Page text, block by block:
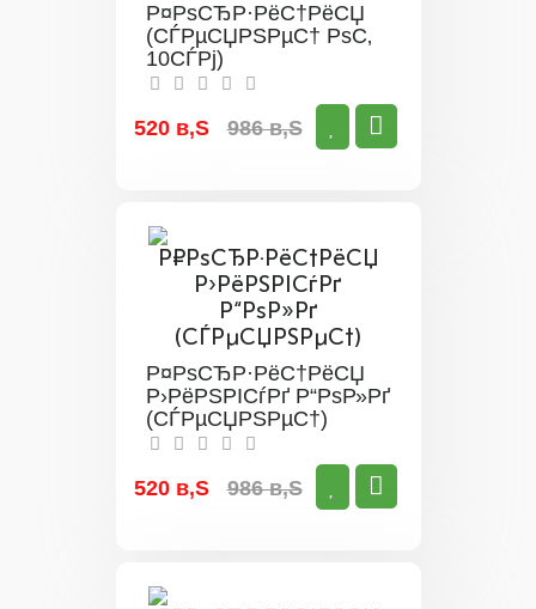
Р¤РѕСЂР·РёС†РёСЏ
(СЃРµСЏРЅРµС† РѕС‚
10СЃРј)
520 в‚Ѕ 986 в‚Ѕ
Р¤РѕСЂР·РёС†РёСЏ
Р›РёРЅРІСѓРґ Р“РѕР»Рґ
(СЃРµСЏРЅРµС†)
520 в‚Ѕ 986 в‚Ѕ